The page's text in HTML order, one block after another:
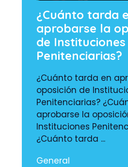
¿Cuánto tarda
aprobarse la
de Instituciones
Penitenciarias?
¿Cuánto tarda en
oposición de
Penitenciarias?
aprobarse la
Instituciones
¿Cuánto tarda ...
General